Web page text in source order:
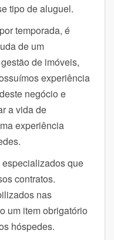
tipo de aluguel.
temporada, é
de um
de imóveis,
experiência
negócio e
a vida de
experiência
que
contratos.
nas
um item obrigatório
hóspedes.